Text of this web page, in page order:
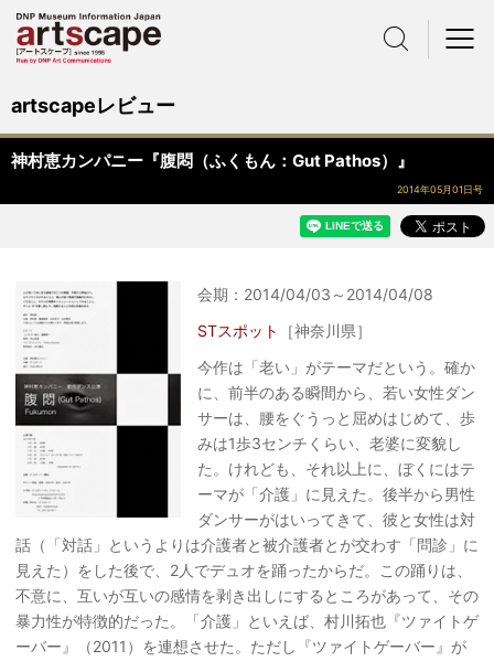
artscapeレビュー
神村恵カンパニー『腹悶（ふくもん：Gut Pathos）』
2014年05月01日号
会期：2014/04/03～2014/04/08
STスポット
［神奈川県］
今作は「老い」がテーマだという。確か
に、前半のある瞬間から、若い女性ダン
サーは、腰をぐうっと屈めはじめて、歩
みは1歩3センチくらい、老婆に変貌し
た。けれども、それ以上に、ぼくにはテ
ーマが「介護」に見えた。後半から男性
ダンサーがはいってきて、彼と女性は対
話（「対話」というよりは介護者と被介護者とが交わす「問診」に
見えた）をした後で、2人でデュオを踊ったからだ。この踊りは、
不意に、互いが互いの感情を剥き出しにするところがあって、その
暴力性が特徴的だった。「介護」といえば、村川拓也『ツァイトゲ
ーバー』（2011）を連想させた。ただし『ツァイトゲーバー』が
サイト内検索